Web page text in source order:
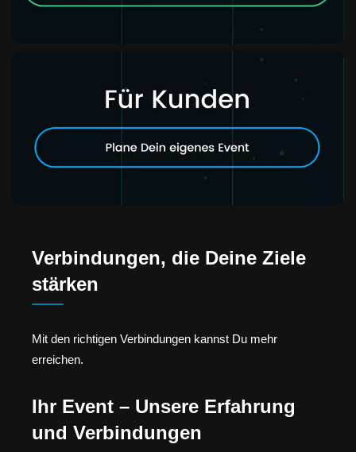
Verbindungen, die Deine Ziele
stärken
Mit den richtigen Verbindungen kannst Du mehr
erreichen.
Ihr Event – Unsere Erfahrung
und Verbindungen